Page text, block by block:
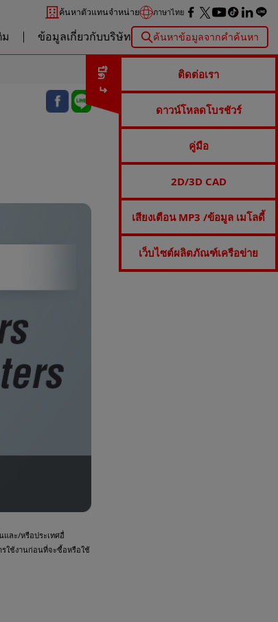
ค้นหาตัวแทนจำหน่าย ภาษาไทย
ข้อมูลเกี่ยวกับบริษัท ค้นหาข้อมูลจากคำค้นหา
ปิด ติดต่อเรา
ดาวน์โหลดโบรชัวร์
คู่มือ
2D/3D CAD
เสียงเตือน MP3 /ข้อมูล เมโลดี้
เว็บไซต์ผลิตภัณฑ์เครือข่าย
และ/หรือประเทศอื่
รใช้งานก่อนที่จะซื้อหรือใช้